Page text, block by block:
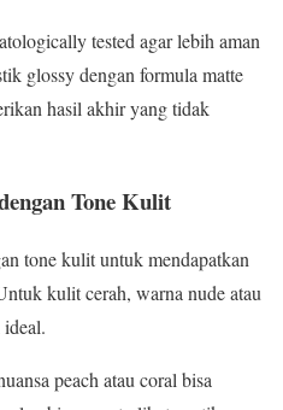
tested agar lebih aman
glossy dengan formula matte
hasil akhir yang tidak
Tone Kulit
tone kulit untuk mendapatkan
kulit cerah, warna nude atau
peach atau coral bisa